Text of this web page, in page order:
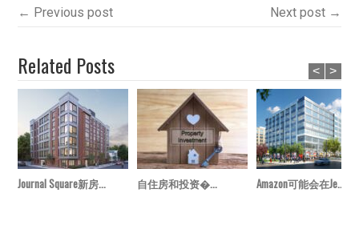
← Previous post Next post →
Related Posts
Journal Square新房... 自住房和投资�... Amazon可能会在Je...
< >